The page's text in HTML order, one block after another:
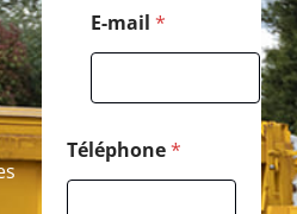
E-mail *
Téléphone*
s
t
a
l
N
o
m